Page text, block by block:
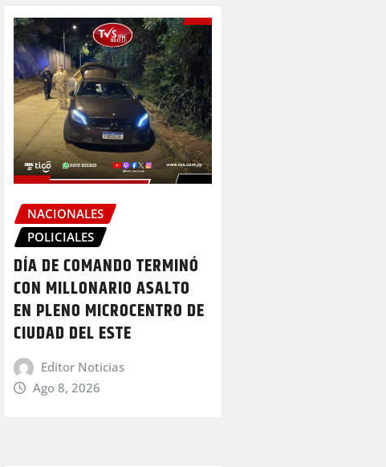
NACIONALES
POLICIALES
DÍA DE COMANDO TERMINÓ
CON MILLONARIO ASALTO
EN PLENO MICROCENTRO DE
CIUDAD DEL ESTE
Editor Noticias
Ago 8, 2026